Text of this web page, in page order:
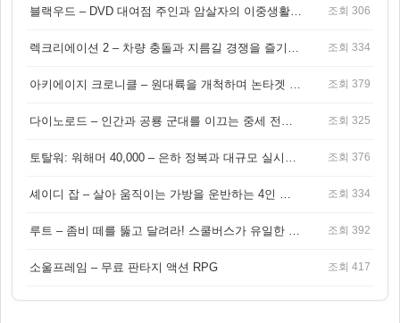
조회 306
조회 334
조회 379
조회 325
조회 376
조회 334
조회 392
소울프레임 – 무료 판타지 액션 RPG 조회 417